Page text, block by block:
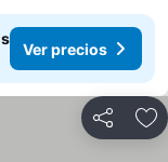
Ver precios
Compartir